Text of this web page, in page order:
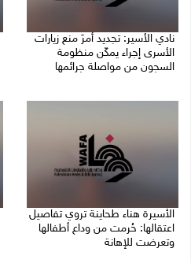
نادي الأسير: تجديد أمرَ منع زيارات
الأسرى إجراء يمكّن منظومة
السجون من مواصلة جرائمها
الأسيرة هناء طحاينة تروي تفاصيل
اعتقالها: حُرمت من وداع أطفالها
وتعرضت للإهانة